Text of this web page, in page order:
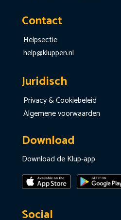
Contact
Helpsectie
help@kluppen.nl
Juridisch
Privacy & Cookiebeleid
Algemene voorwaarden
Download
Download de Klup-app
Social